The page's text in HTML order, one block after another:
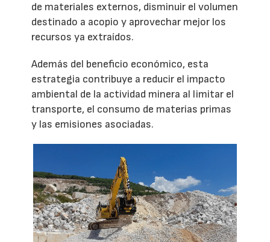
de materiales externos, disminuir el volumen
destinado a acopio y aprovechar mejor los
recursos ya extraídos.
Además del beneficio económico, esta
estrategia contribuye a reducir el impacto
ambiental de la actividad minera al limitar el
transporte, el consumo de materias primas
y las emisiones asociadas.